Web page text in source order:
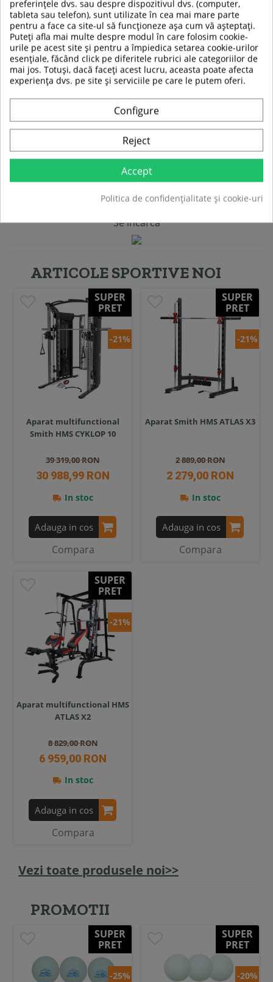
Cos Baschet Portabil NILS
ZDK319E
1 049,00 RON
Cos Baschet cu Panou
inSPORTline Senoda II
Se incarca
ARTICOLE SPORTIVE NOI
SUPER
PRET
-21%
Aparat multifunctional
Smith HMS CYKLOP 10
39 319,00 RON
30 988,99 RON
In stoc
Adauga in cos
Compara
SUPER
PRET
-21%
Aparat Smith HMS ATLAS X3
2 889,00 RON
2 279,00 RON
In stoc
Adauga in cos
Compara
SUPER
PRET
-21%
Aparat multifunctional HMS
ATLAS X2
8 829,00 RON
6 959,00 RON
In stoc
Adauga in cos
Compara
Vezi toate produsele noi>>
PROMOTII
SUPER
PRET
-25%
SUPER
PRET
-20%
preferințele dvs. sau despre dispozitivul dvs. (computer,
tableta sau telefon), sunt utilizate în cea mai mare parte
pentru a face ca site-ul să funcționeze așa cum vă așteptați.
Puteți afla mai multe despre modul în care folosim cookie-
urile pe acest site și pentru a împiedica setarea cookie-urilor
esențiale, făcând click pe diferitele rubrici ale categoriilor de
mai jos. Totuși, dacă faceți acest lucru, aceasta poate afecta
experiența dvs. pe site și serviciile pe care le putem oferi.
Configure
Reject
Accept
Politica de confidențialitate și cookie-uri